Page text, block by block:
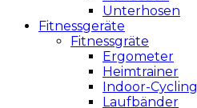
Unterhosen
Fitnessgeräte
Fitnessgräte
Ergometer
Heimtrainer
Indoor-Cycling
Laufbänder